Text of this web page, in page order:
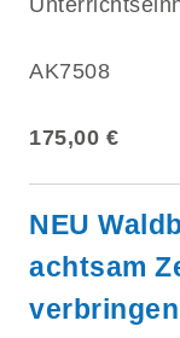
AK7508
175,00 €
NEU
achtsam